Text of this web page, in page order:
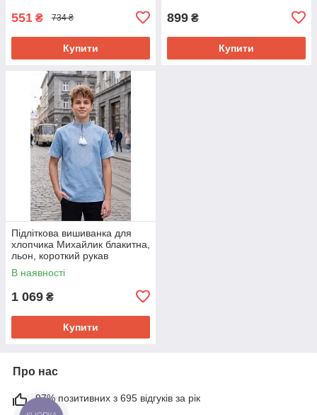
551 ₴ 734 ₴
Купити
899 ₴
Купити
Підліткова вишиванка для
хлопчика Михайлик блакитна,
льон, короткий рукав
В наявності
1 069 ₴
Купити
Про нас
97% позитивних з 695 відгуків за рік